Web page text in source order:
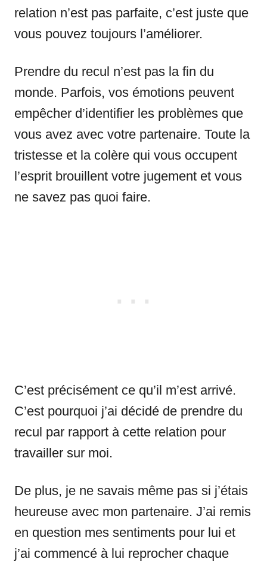
relation n’est pas parfaite, c’est juste que
vous pouvez toujours l’améliorer.
Prendre du recul n’est pas la fin du
monde. Parfois, vos émotions peuvent
empêcher d’identifier les problèmes que
vous avez avec votre partenaire. Toute la
tristesse et la colère qui vous occupent
l’esprit brouillent votre jugement et vous
ne savez pas quoi faire.
C’est précisément ce qu’il m’est arrivé.
C’est pourquoi j’ai décidé de prendre du
recul par rapport à cette relation pour
travailler sur moi.
De plus, je ne savais même pas si j’étais
heureuse avec mon partenaire. J’ai remis
en question mes sentiments pour lui et
j’ai commencé à lui reprocher chaque